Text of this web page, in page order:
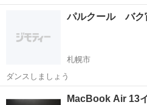
るTHE TUBESTARのライブで一緒に
ーズン・イン・ザ・サン／ガラスのメ
you君と夏の日を...
旭川駅 その他
パルクール バ
札幌市
ダンスしましょう
MacBook Air 13